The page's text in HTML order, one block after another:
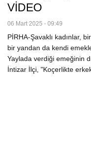
VİDEO
06 Mart 2025 - 09:49
PİRHA-Şavaklı kadınlar,
bir yandan da kendi
Yaylada verdiği emeğinin
İntizar İlçi, "Koçerlikte